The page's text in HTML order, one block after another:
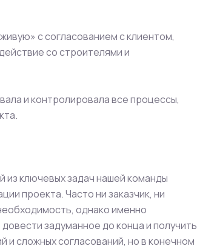
с согласованием с клиентом,
со строителями и
и контролировала все процессы,
из ключевых задач нашей команды
проекта. Часто ни заказчик, ни
однако именно
задуманное до конца и получить
и сложных согласований, но в конечном